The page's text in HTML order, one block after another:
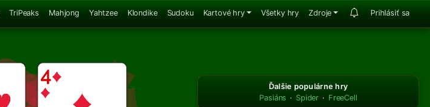
TriPeaks Mahjong Yahtzee Klondike Sudoku Kartové hry Všetky hry Zdroje Prihlásiť sa
Ďalšie populárne hry
Pasiáns · Spider · FreeCell